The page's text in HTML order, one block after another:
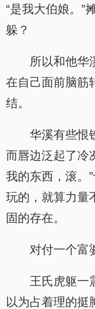
“是我大伯娘。”
躲？
所以和他华
在自己面前脑筋
结。
华溪有些恨
而唇边泛起了冷
我的东西，滚。
玩的，就算力量
固的存在。
对付一个富
王氏虎躯一
以为占着理的挺